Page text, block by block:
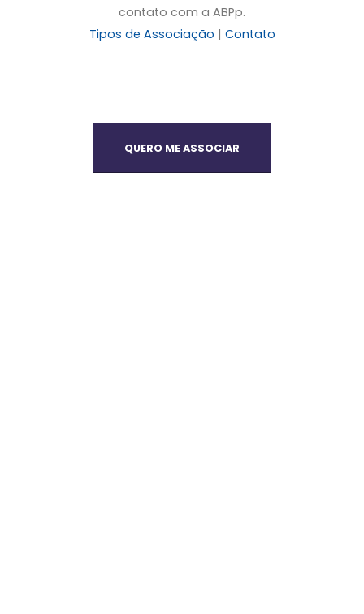
contato com a ABPp.
Tipos de Associação | Contato
QUERO ME ASSOCIAR